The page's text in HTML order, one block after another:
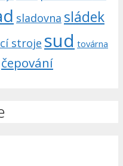
sladovna sládek
stroje sud továrna
čepování